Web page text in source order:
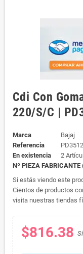
Cdi Con
220/S/C |
Marca
Bajaj
Referencia
En existencia
2
Nº PIEZA FABRICANTE
Si estás viendo este
Cientos de productos
visita nuestras tiendas
$816.38